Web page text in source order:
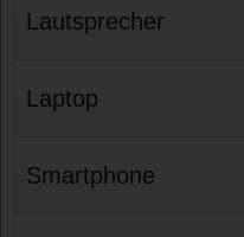
Lautsprecher
Laptop
Smartphone